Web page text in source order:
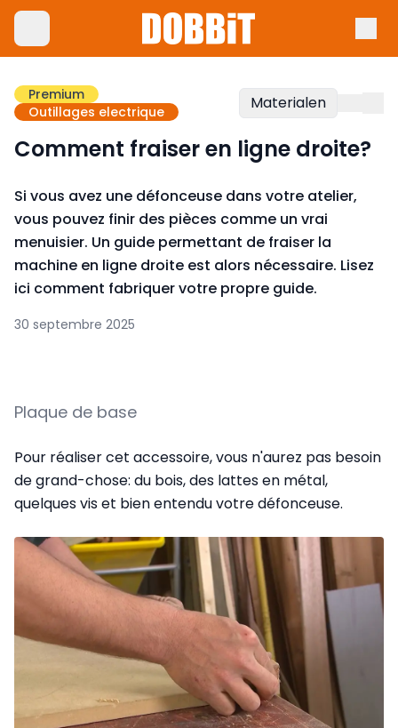
Premium
Outillages electrique
Materialen
Comment fraiser en ligne droite?
Si vous avez une défonceuse dans votre atelier,
vous pouvez finir des pièces comme un vrai
menuisier. Un guide permettant de fraiser la
machine en ligne droite est alors nécessaire. Lisez
ici comment fabriquer votre propre guide.
30 septembre 2025
Plaque de base
Pour réaliser cet accessoire, vous n'aurez pas besoin
de grand-chose: du bois, des lattes en métal,
quelques vis et bien entendu votredéfonceuse.